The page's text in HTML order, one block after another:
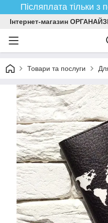
Післяплата тільки
Інтернет-магазин
Товари та послуги